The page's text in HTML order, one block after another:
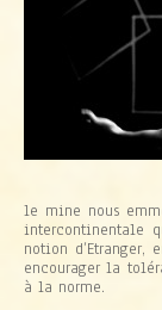
le mine nous
intercontinentale
notion
encourager la
à la norme.